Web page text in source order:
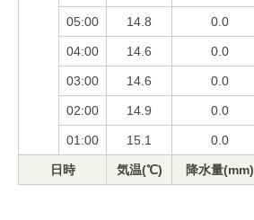
05:00 14.8 0.0
04:00 14.6 0.0
03:00 14.6 0.0
02:00 14.9 0.0
01:00 15.1 0.0
日時 気温(℃) 降水量(mm)